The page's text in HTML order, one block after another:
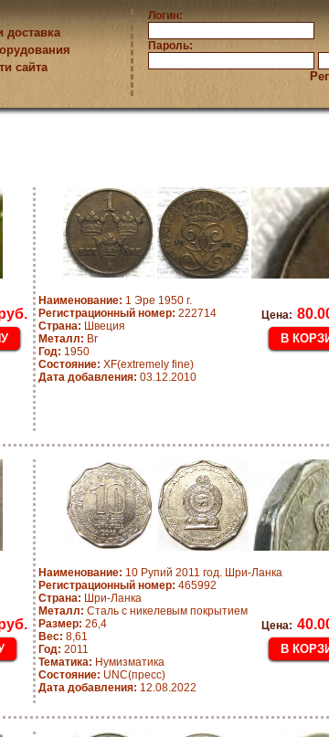
доставка
сайта
Логин:
Пароль:
Наименование: 1 Эре 1950 г.
Регистрационный номер: 222714
Страна: Швеция
Металл: Br
Год: 1950
Состояние: XF(extremely fine)
Дата добавления: 03.12.2010
Цена:
Наименование: 10 Рупий 2011 год. Шри-Ланка
Регистрационный номер: 465992
Страна: Шри-Ланка
Металл: Сталь с никелевым покрытием
Размер: 26,4
Вес: 8,61
Год: 2011
Тематика: Нумизматика
Состояние: UNC(пресс)
Дата добавления: 12.08.2022
Цена: